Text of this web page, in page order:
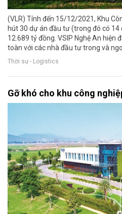
(VLR) Tính đến 15/12/2021, Khu
hút 30 dự án đầu tư (trong đó có
12.689 tỷ đồng. VSIP Nghệ An hiện
toàn với các nhà đầu tư trong và
Thời sự - Logistics
Gỡ khó cho khu công